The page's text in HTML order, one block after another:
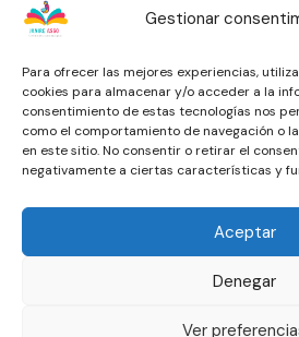
Gestionar
Para ofrecer las mejores experiencias,
cookies para almacenar y/o acceder a la
consentimiento de estas tecnologías nos
como el comportamiento de navegación o
en este sitio. No consentir o retirar el
negativamente a ciertas características y
Aceptar
Denegar
Ver
Relative Pronouns
Usuario
Conócenos
Contacto
Términos y